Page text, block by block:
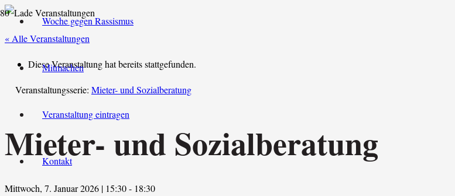
Woche gegen Rassismus
Mitmachen
Veranstaltung eintragen
Kontakt
« Alle Veranstaltungen
Diese Veranstaltung hat bereits stattgefunden.
Veranstaltungsserie: Mieter- und Sozialberatung
Mieter- und Sozialberatung
Mittwoch, 7. Januar 2026 | 15:30- 18:30